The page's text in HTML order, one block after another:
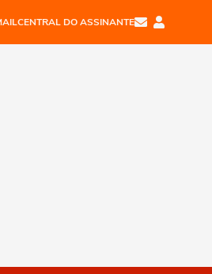
CENTRAL DO ASSINANTE